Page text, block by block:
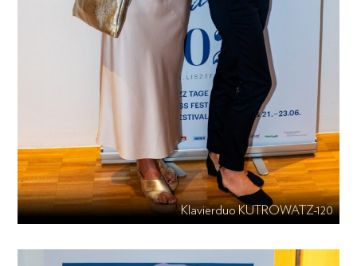
Klavierduo KUTROWATZ-120